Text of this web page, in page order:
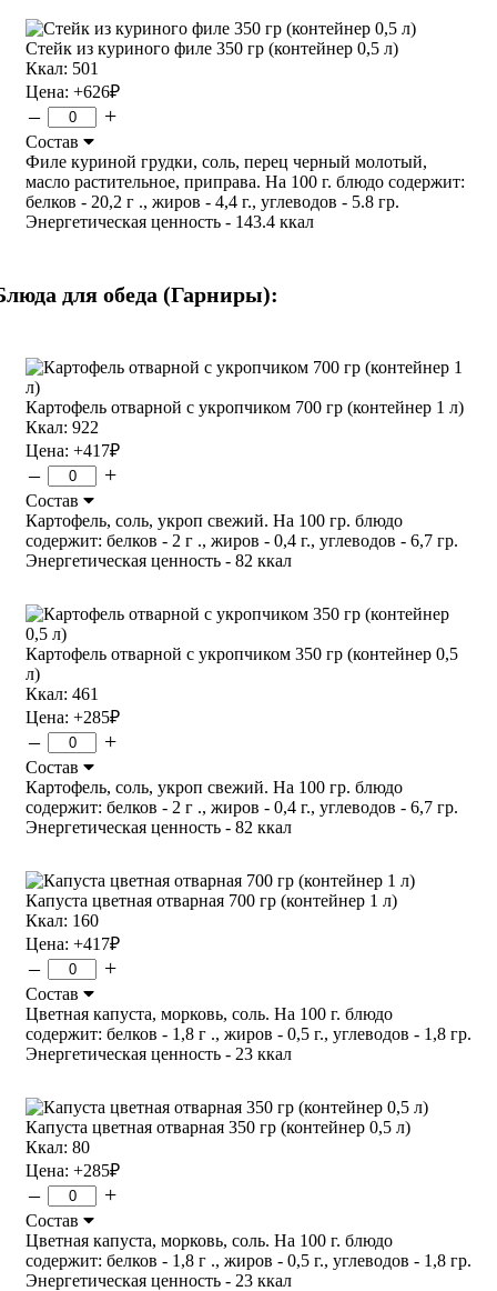
Стейк из куриного филе 350 гр (контейнер 0,5 л)
Ккал: 501
Цена: +626₽
– +
Состав
Филе куриной грудки, соль, перец черный молотый,
масло растительное, приправа. На 100 г. блюдо содержит:
белков - 20,2 г ., жиров - 4,4 г., углеводов - 5.8 гр.
Энергетическая ценность - 143.4 ккал
для обеда (Гарниры):
Картофель отварной с укропчиком 700 гр (контейнер 1 л)
Ккал: 922
Цена: +417₽
– +
Состав
Картофель, соль, укроп свежий. На 100 гр. блюдо
содержит: белков - 2 г ., жиров - 0,4 г., углеводов - 6,7 гр.
Энергетическая ценность - 82 ккал
Картофель отварной с укропчиком 350 гр (контейнер 0,5
л)
Ккал: 461
Цена: +285₽
– +
Состав
Картофель, соль, укроп свежий. На 100 гр. блюдо
содержит: белков - 2 г ., жиров - 0,4 г., углеводов - 6,7 гр.
Энергетическая ценность - 82 ккал
Капуста цветная отварная 700 гр (контейнер 1 л)
Ккал: 160
Цена: +417₽
– +
Состав
Цветная капуста, морковь, соль. На 100 г. блюдо
содержит: белков - 1,8 г ., жиров - 0,5 г., углеводов - 1,8 гр.
Энергетическая ценность - 23 ккал
Капуста цветная отварная 350 гр (контейнер 0,5 л)
Ккал: 80
Цена: +285₽
– +
Состав
Цветная капуста, морковь, соль. На 100 г. блюдо
содержит: белков - 1,8 г ., жиров - 0,5 г., углеводов - 1,8 гр.
Энергетическая ценность - 23 ккал